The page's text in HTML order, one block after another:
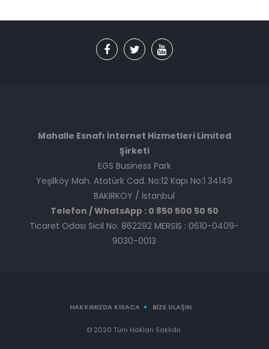
Mahalle Esnafı İnternet Hizmetleri Limited
Şirketi
EGS Business Park
Yeşilköy Mah. Atatürk Cad. No:12 Kapı No:1 34149
BAKIRKÖY / İstanbul
Telefon / WhatsApp : 0 850 500 50 50
Ticaret Odası Sicil No: 862292 MERSİS : 0610-0409-
9030-0013
HAKKIMIZDA KISACA BIZE ULAŞIN
© 2020 Tüm Hakları Saklıdır.